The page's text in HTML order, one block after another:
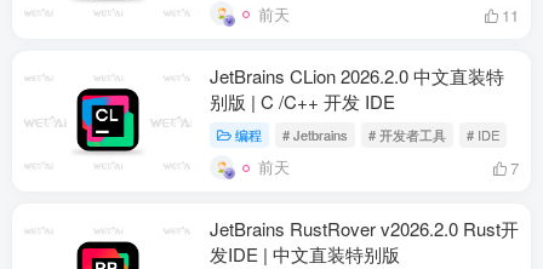
前天 11
JetBrains CLion 2026.2.0 中文直装特
别版 | C /C++ 开发 IDE
编程 # Jetbrains # 开发者工具 # IDE
前天 7
JetBrains RustRover v2026.2.0 Rust开
发IDE | 中文直装特别版